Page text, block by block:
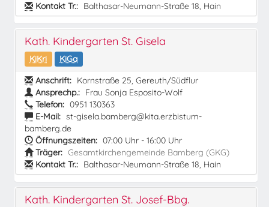
Kontakt Tr.: Balthasar-Neumann-Straße 18, Hain
Kath. Kindergarten St. Gisela
KiKri
KiGa
Anschrift: Kornstraße 25, Gereuth/Südflur
Ansprechp.: Frau Sonja Esposito-Wolf
Telefon: 0951 130363
E-Mail: st-gisela.bamberg@kita.erzbistum-
bamberg.de
Öffnungszeiten: 07:00 Uhr - 16:00 Uhr
Träger: Gesamtkirchengemeinde Bamberg (GKG)
Kontakt Tr.: Balthasar-Neumann-Straße 18, Hain
Kath. Kindergarten St. Josef-Bbg.